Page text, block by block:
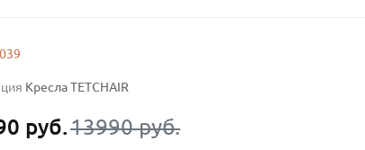
Кресла TETCHAIR
руб.13990 руб.